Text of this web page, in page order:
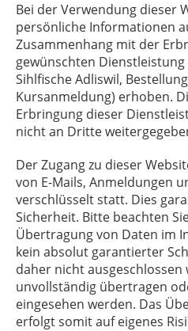
Bei der Verwendung dieser
persönliche Informationen
Zusammenhang mit der
gewünschten
Sihlfische Adliswil,
Kursanmeldung) erhoben.
Erbringung dieser
nicht an Dritte
Der Zugang zu dieser
von E-Mails, Anmeldungen
verschlüsselt statt. Dies
Sicherheit. Bitte beachten
Übertragung von Daten im
kein absolut garantierter
daher nicht ausgeschlossen
unvollständig übertragen
eingesehen werden. Das
erfolgt somit auf eigenes